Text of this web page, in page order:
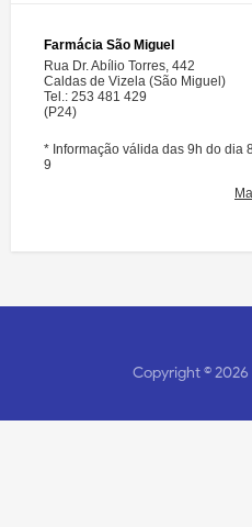
Copyright ©2026